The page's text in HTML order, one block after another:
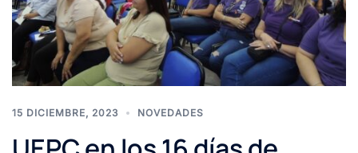
15 DICIEMBRE, 2023 NOVEDADES